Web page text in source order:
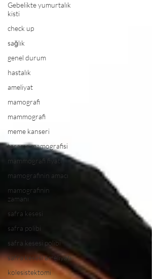
Gebelikte yumurtalık
kisti
check up
sağlık
genel durum
hastalık
ameliyat
mamografi
mammografi
meme kanseri
tarama mamografisi
mammografi fiyatı
mamografinin amacı
mamografinin
zamanı
safra kesesi
safra polibi
safra kesesi polibi
safra kesesi ameliyatı
kolesistektomi